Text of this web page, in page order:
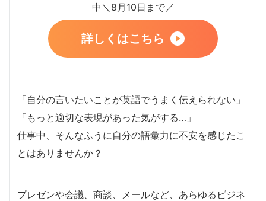
中＼8月10日まで／
詳しくはこちら
「自分の言いたいことが英語でうまく伝えられない」
「もっと適切な表現があった気がする…」
仕事中、そんなふうに自分の語彙力に不安を感じたこ
とはありませんか？
プレゼンや会議、商談、メールなど、あらゆるビジネ